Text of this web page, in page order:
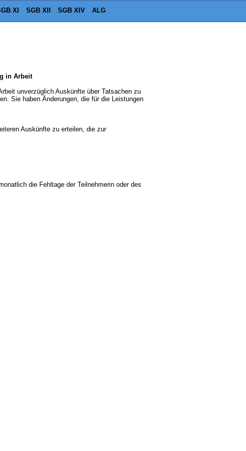
XI SGB XII SGB XIV ALG
in Arbeit
unverzüglich Auskünfte über Tatsachen zu
Sie haben Änderungen, die für die Leistungen
Auskünfte zu erteilen, die zur
die Fehltage der Teilnehmerin oder des